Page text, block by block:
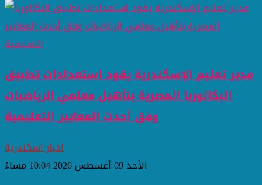
مدير تعليم الإسكندرية يقود استعدادات تطبيق
البكالوريا المصرية بتأهيل معلمي الرياضيات
وفق أحدث المعايير التعليمية
اخبار اسكندرية
الأحد 09 أغسطس 2026 10:04 مساءً